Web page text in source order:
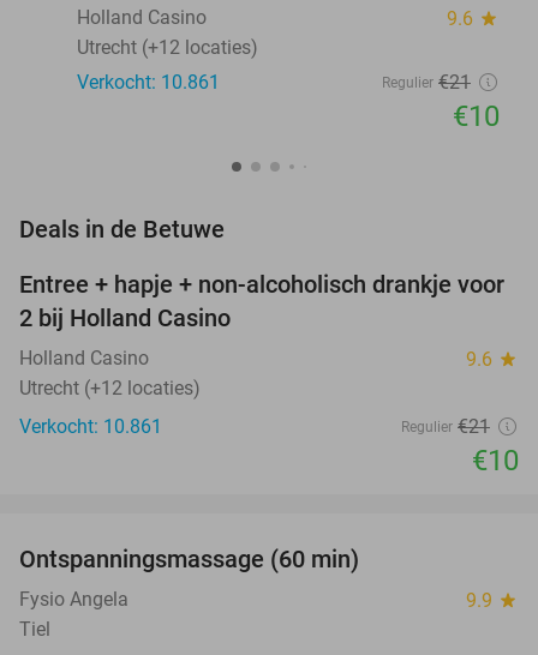
Holland Casino
9.6 star
Utrecht (+12 locaties)
Verkocht: 10.861
Regulier €21
€10
Deals in de Betuwe
52%
Entree + hapje + non-alcoholisch drankje voor
2 bij Holland Casino
Holland Casino 9.6 star
Utrecht (+12 locaties)
Verkocht: 10.861
Regulier €21
€10
Ontspanningsmassage (60 min)
Fysio Angela 9.9 star
Tiel